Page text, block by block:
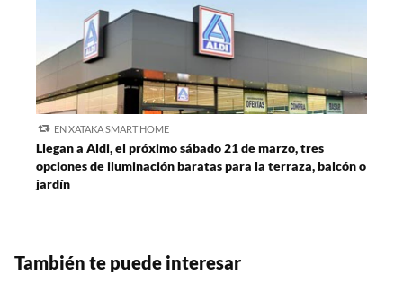
EN XATAKA SMART HOME
Llegan a Aldi, el próximo sábado 21 de marzo, tres
opciones de iluminación baratas para la terraza, balcón o
jardín
También te puede interesar